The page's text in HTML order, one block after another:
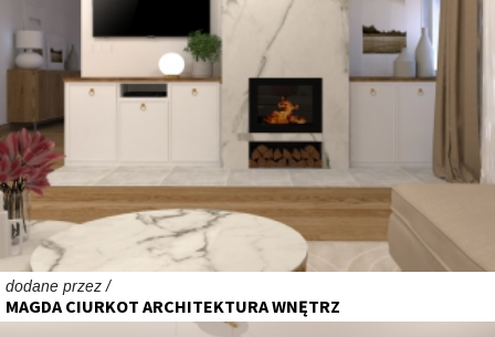
dodane przez /
MAGDA CIURKOT ARCHITEKTURA WNĘTRZ